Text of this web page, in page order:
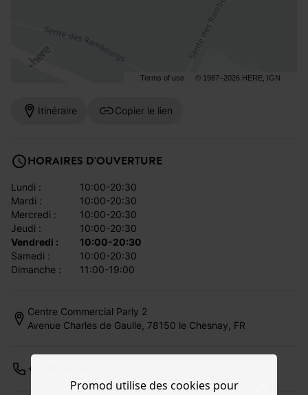
Terms of use © 1987–2026 HERE, IGN
Itinéraire Copier le lien
HORAIRES D'OUVERTURE
lundi :
10:00-20:30
mardi :
10:00-20:30
mercredi :
10:00-20:30
jeudi :
10:00-20:30
vendredi :
10:00-20:30
samedi :
10:00-20:30
dimanche :
11:00-19:00
Centre Commercial Parly 2
Avenue Charles de Gaulle, 78150 le Chesnay, FR
+33188060400
Promod utilise des cookies pour